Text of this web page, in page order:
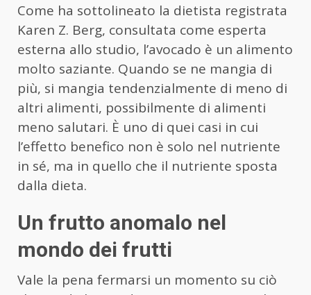
Come ha sottolineato la dietista registrata
Karen Z. Berg, consultata come esperta
esterna allo studio, l’avocado è un alimento
molto saziante. Quando se ne mangia di
più, si mangia tendenzialmente di meno di
altri alimenti, possibilmente di alimenti
meno salutari. È uno di quei casi in cui
l’effetto benefico non è solo nel nutriente
in sé, ma in quello che il nutriente sposta
dalla dieta.
Un frutto anomalo nel
mondo dei frutti
Vale la pena fermarsi un momento su ciò